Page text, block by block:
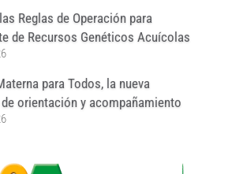
Reglas de Operación para
de Recursos Genéticos Acuícolas
para Todos, la nueva
orientación y acompañamiento